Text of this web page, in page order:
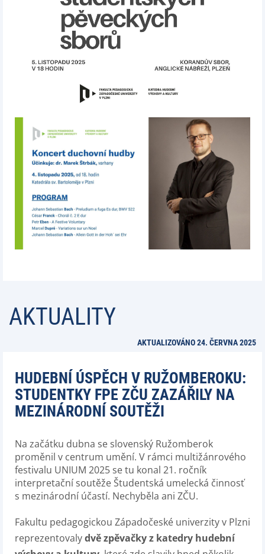
AKTUALITY
AKTUALIZOVÁNO 24. ČERVNA 2025
HUDEBNÍ ÚSPĚCH V RUŽOMBEROKU:
STUDENTKY FPE ZČU ZAZÁŘILY NA
MEZINÁRODNÍ SOUTĚŽI
Na začátku dubna se slovenský Ružomberok
proměnil v centrum umění. V rámci multižánrového
festivalu UNIUM 2025 se tu konal 21. ročník
interpretační soutěže Študentská umelecká činnosť
s mezinárodní účastí. Nechyběla ani ZČU.
Fakultu pedagogickou Západočeské univerzity v Plzni
reprezentovalydvě zpěvačky z katedry hudební